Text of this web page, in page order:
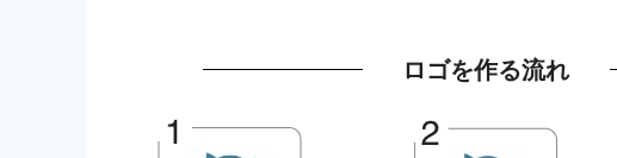
ロゴを作る流れ